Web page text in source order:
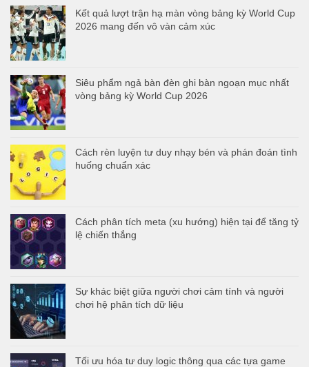
Kết quả lượt trận hạ màn vòng bảng kỳ World Cup
2026 mang đến vô vàn cảm xúc
Siêu phẩm ngả bàn đèn ghi bàn ngoạn mục nhất
vòng bảng kỳ World Cup 2026
Cách rèn luyện tư duy nhạy bén và phán đoán tình
huống chuẩn xác
Cách phân tích meta (xu hướng) hiện tại để tăng tỷ
lệ chiến thắng
Sự khác biệt giữa người chơi cảm tính và người
chơi hệ phân tích dữ liệu
Tối ưu hóa tư duy logic thông qua các tựa game